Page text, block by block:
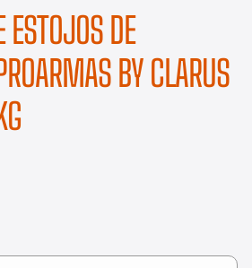
DE
BY CLARUS